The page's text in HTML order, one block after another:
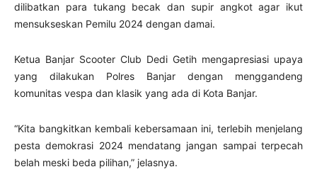
dilibatkan para tukang becak dan supir angkot agar ikut
mensukseskan Pemilu 2024 dengan damai.
Ketua Banjar Scooter Club Dedi Getih mengapresiasi upaya
yang dilakukan Polres Banjar dengan menggandeng
komunitas vespa dan klasik yang ada di Kota Banjar.
“Kita bangkitkan kembali kebersamaan ini, terlebih menjelang
pesta demokrasi 2024 mendatang jangan sampai terpecah
belah meski beda pilihan,” jelasnya.